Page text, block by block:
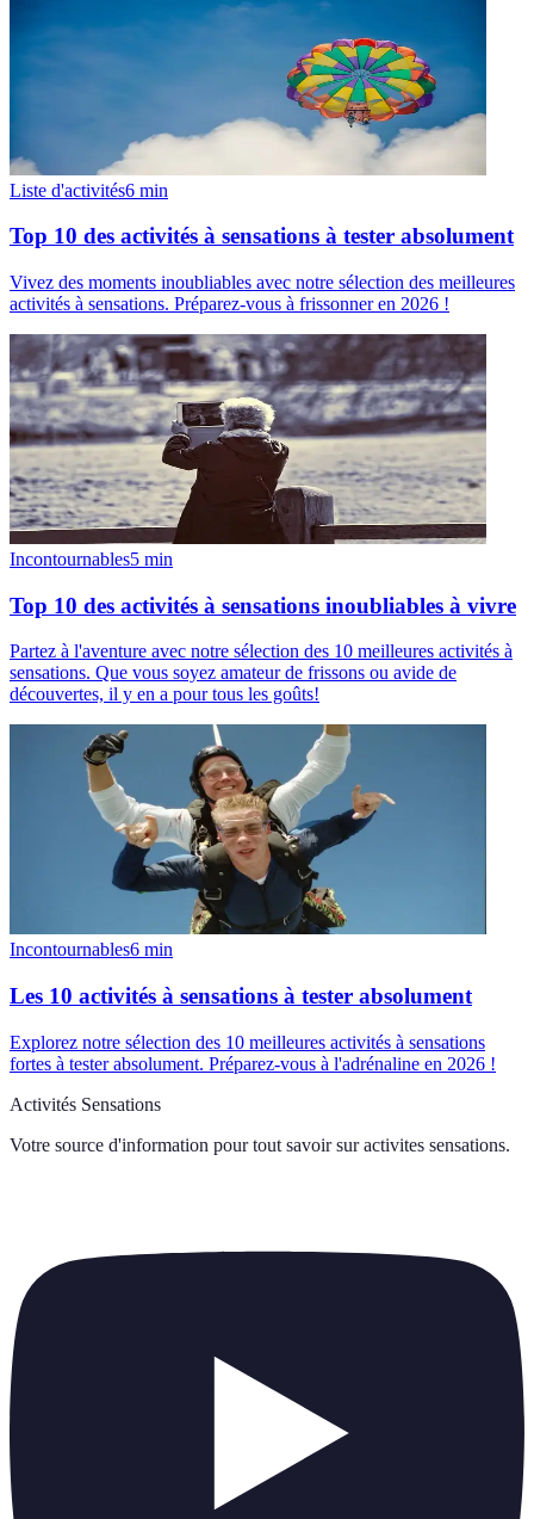
Liste d'activités6 min
Top 10 des activités à sensations à tester absolument
Vivez des moments inoubliables avec notre sélection des meilleures
activités à sensations. Préparez-vous à frissonner en 2026 !
Incontournables5 min
Top 10 des activités à sensations inoubliables à vivre
Partez à l'aventure avec notre sélection des 10 meilleures activités à
sensations. Que vous soyez amateur de frissons ou avide de
découvertes, il y en a pour tous les goûts!
Incontournables6 min
Les 10 activités à sensations à tester absolument
Explorez notre sélection des 10 meilleures activités à sensations
fortes à tester absolument. Préparez-vous à l'adrénaline en 2026 !
Activités Sensations
Votre source d'information pour tout savoir sur activites sensations.